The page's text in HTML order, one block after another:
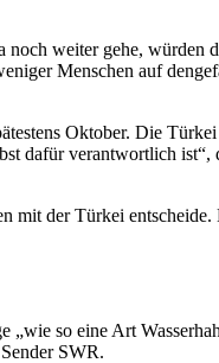
weiter gehe, würden
Menschen auf
Oktober. Die
dafür verantwortlich ist“,
mit der Türkei entscheide.
so eine Art
SWR.